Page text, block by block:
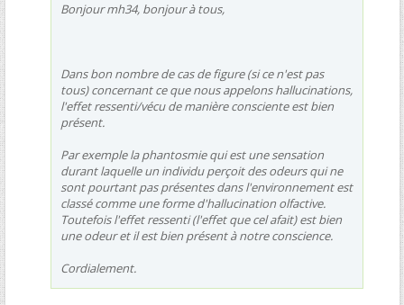
Bonjour mh34, bonjour à tous,
Dans bon nombre de cas de figure (si ce n'est pas
tous) concernant ce que nous appelons hallucinations,
l'effet ressenti/vécu de manière consciente est bien
présent.
Par exemple la phantosmie qui est une sensation
durant laquelle un individu perçoit des odeurs qui ne
sont pourtant pas présentes dans l'environnement est
classé comme une forme d'hallucination olfactive.
Toutefois l'effet ressenti (l'effet que cel afait) est bien
une odeur et il est bien présent à notre conscience.
Cordialement.